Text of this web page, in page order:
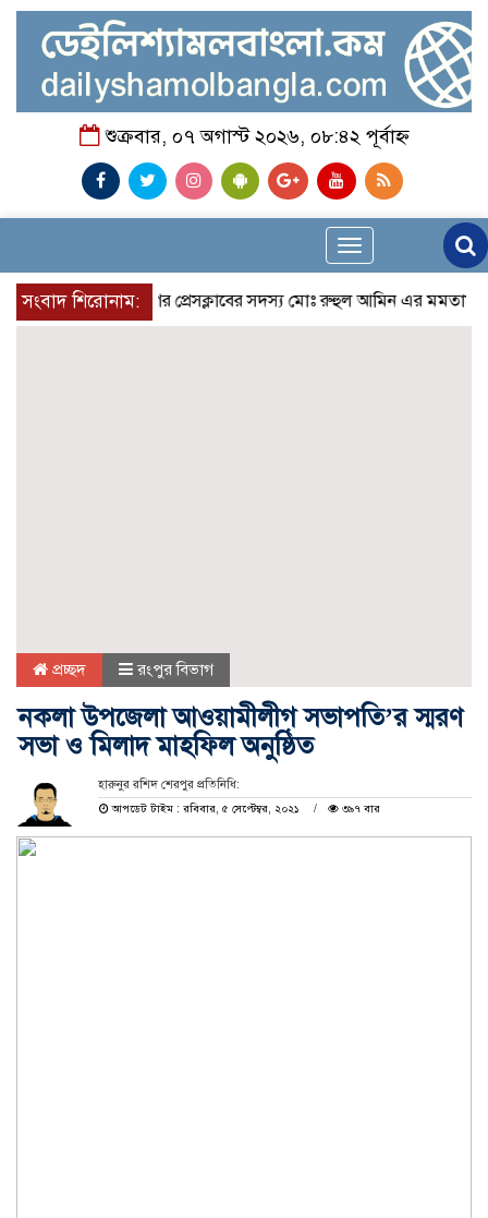
শুক্রবার, ০৭ অগাস্ট ২০২৬, ০৮:৪২ পূর্বাহ্ন
Toggle
navigation
সংবাদ শিরোনাম:রুপনগর প্রেসক্লাবের সদস্য মোঃ রুহুল আমিন এর মমতাময়ী
প্রচ্ছদ রংপুর বিভাগ
নকলা উপজেলা আওয়ামীলীগ সভাপতি’র স্মরণ
সভা ও মিলাদ মাহফিল অনুষ্ঠিত
হারুনুর রশিদ শেরপুর প্রতিনিধি:
আপডেট টাইম : রবিবার, ৫ সেপ্টেম্বর, ২০২১
৩৯৭ বার